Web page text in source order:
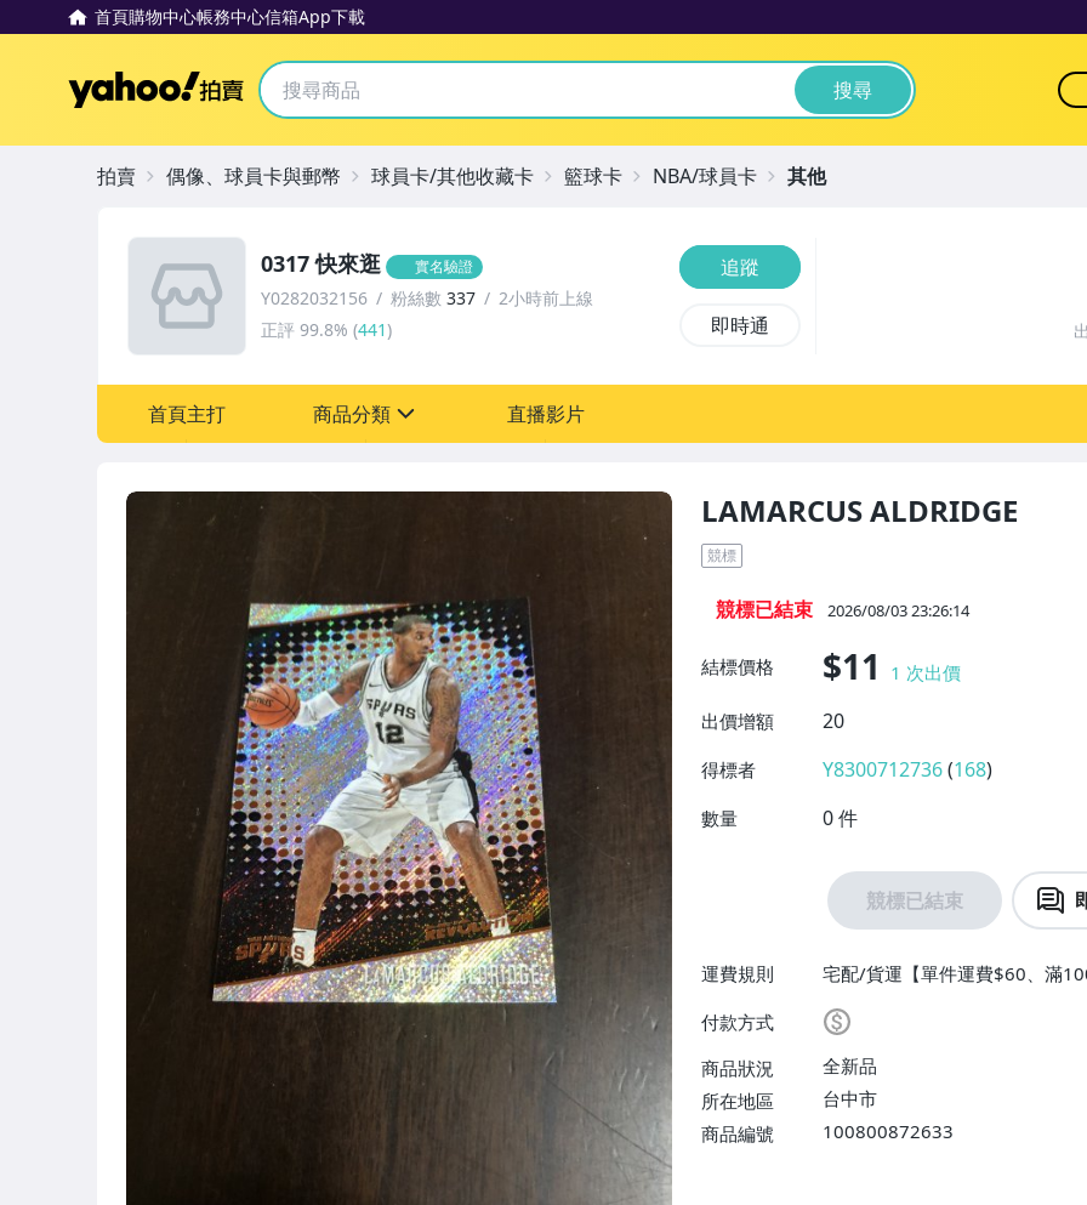
首頁購物中心帳務中心信箱App下載
Yahoo拍賣 搜尋
LAMARCUS ALDRIDGE
競標
競標已結束 2026/08/03 23:26:14
結標價格 $11 1 次出價
出價增額
20
得標者 Y8300712736 (168)
數量 0件
競標已結束
運費規則
宅配/貨運【單件運費$60、滿
付款方式
商品狀況
全新品
所在地區
台中市
商品編號
100800872633
0317 快來逛 實名驗證
Y0282032156 粉絲數 337
2小時前上線
正評 99.8% (441)
追蹤
即時通
首頁主打 商品分類 直播影片
拍賣 偶像、球員卡與郵幣 球員卡/其他收藏卡 籃球卡 NBA/球員卡 其他